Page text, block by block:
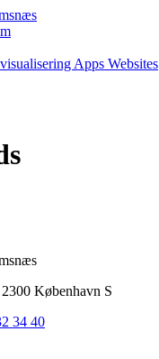
Apps Websites
København S
34 40